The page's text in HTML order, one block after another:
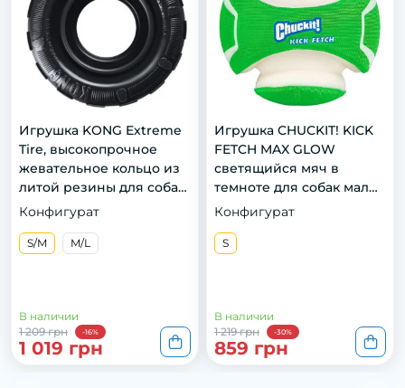
Игрушка KONG Extreme
Tire, высокопрочное
жевательное кольцо из
литой резины для собак,
S/M
Конфигурат
S/M M/L
В наличии
1 209 грн
-16%
1 019 грн
Игрушка CHUCKIT! KICK
FETCH MAX GLOW
светящийся мяч в
темноте для собак малых
размеров
Конфигурат
S
В наличии
1 219 грн
-30%
859 грн